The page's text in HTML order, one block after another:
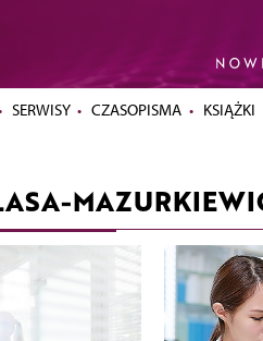
SERWISY CZASOPISMA KSIĄŻKI